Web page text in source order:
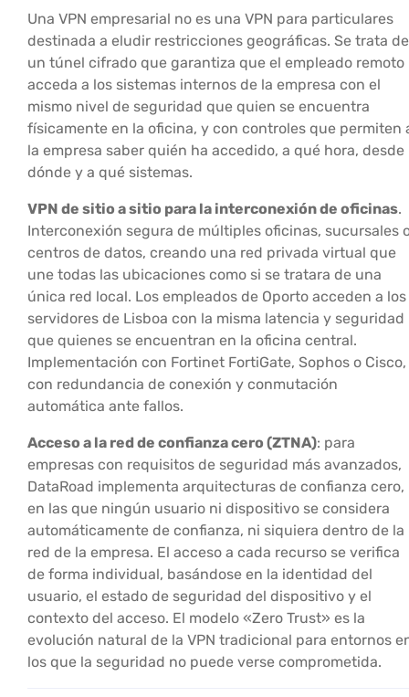
Una VPN empresarial no es una VPN para particulares
destinada a eludir restricciones geográficas. Se trata de
un túnel cifrado que garantiza que el empleado remoto
acceda a los sistemas internos de la empresa con el
mismo nivel de seguridad que quien se encuentra
físicamente en la oficina, y con controles que permiten
la empresa saber quién ha accedido, a qué hora, desde
dónde y a qué sistemas.
VPN de sitio a sitio para la interconexión de oficinas.
Interconexión segura de múltiples oficinas, sucursales
centros de datos, creando una red privada virtual que
une todas las ubicaciones como si se tratara de una
única red local. Los empleados de Oporto acceden a los
servidores de Lisboa con la misma latencia y seguridad
que quienes se encuentran en la oficina central.
Implementación con Fortinet FortiGate, Sophos o Cisco,
con redundancia de conexión y conmutación
automática ante fallos.
Acceso a la red de confianza cero (ZTNA): para
empresas con requisitos de seguridad más avanzados,
DataRoad implementa arquitecturas de confianza cero,
en las que ningún usuario ni dispositivo se considera
automáticamente de confianza, ni siquiera dentro de la
red de la empresa. El acceso a cada recurso se verifica
de forma individual, basándose en la identidad del
usuario, el estado de seguridad del dispositivo y el
contexto del acceso. El modelo «Zero Trust» es la
evolución natural de la VPN tradicional para entornos
los que la seguridad no puede verse comprometida.